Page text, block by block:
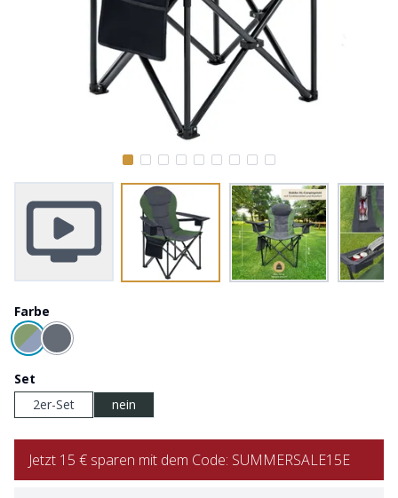
Farbe
Set
2er-Set
nein
Jetzt 15 € sparen mit dem Code: SUMMERSALE15E